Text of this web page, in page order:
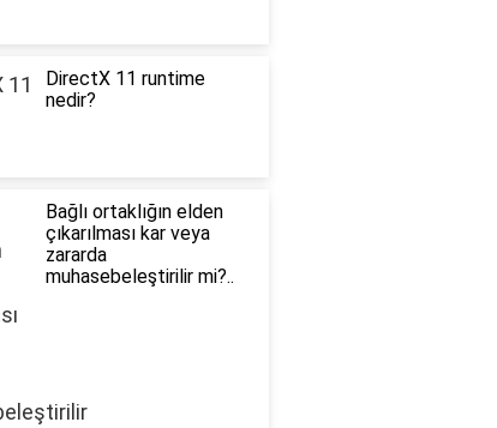
DirectX 11 runtime
nedir?
Bağlı ortaklığın elden
çıkarılması kar veya
zararda
muhasebeleştirilir mi?..